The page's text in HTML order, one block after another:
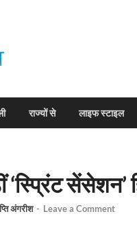
राज्यों से लाइफ स्टाइल
सेंसेशन’
अंगरीश - Leave a Comment